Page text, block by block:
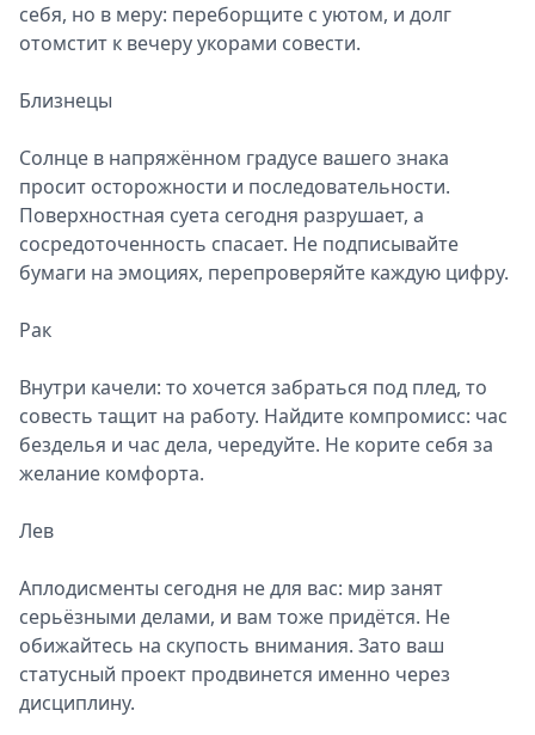
себя, но в меру: переборщите с уютом, и долг
отомстит к вечеру укорами совести.
Близнецы
Солнце в напряжённом градусе вашего знака
просит осторожности и последовательности.
Поверхностная суета сегодня разрушает, а
сосредоточенность спасает. Не подписывайте
бумаги на эмоциях, перепроверяйте каждую цифру.
Рак
Внутри качели: то хочется забраться под плед, то
совесть тащит на работу. Найдите компромисс: час
безделья и час дела, чередуйте. Не корите себя за
желание комфорта.
Лев
Аплодисменты сегодня не для вас: мир занят
серьёзными делами, и вам тоже придётся. Не
обижайтесь на скупость внимания. Зато ваш
статусный проект продвинется именно через
дисциплину.